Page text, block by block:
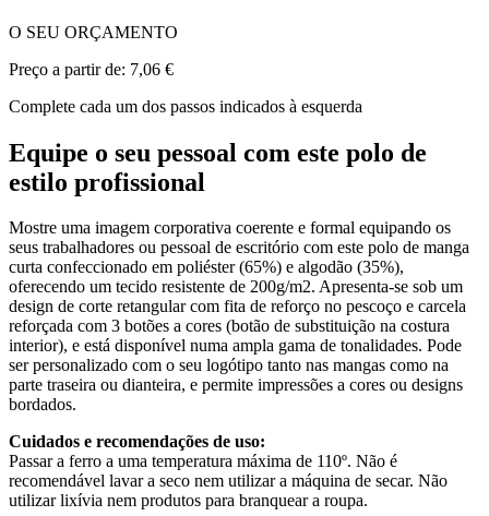
O SEU ORÇAMENTO
Preço a partir de: 7,06 €
Complete cada um dos passos indicados à esquerda
Equipe o seu pessoal com este polo de
estilo profissional
Mostre uma imagem corporativa coerente e formal equipando os
seus trabalhadores ou pessoal de escritório com este polo de manga
curta confeccionado em poliéster (65%) e algodão (35%),
oferecendo um tecido resistente de 200g/m2. Apresenta-se sob um
design de corte retangular com fita de reforço no pescoço e carcela
reforçada com 3 botões a cores (botão de substituição na costura
interior), e está disponível numa ampla gama de tonalidades. Pode
ser personalizado com o seu logótipo tanto nas mangas como na
parte traseira ou dianteira, e permite impressões a cores ou designs
bordados.
Cuidados e recomendações de uso:
Passar a ferro a uma temperatura máxima de 110º. Não é
recomendável lavar a seco nem utilizar a máquina de secar. Não
utilizar lixívia nem produtos para branquear a roupa.